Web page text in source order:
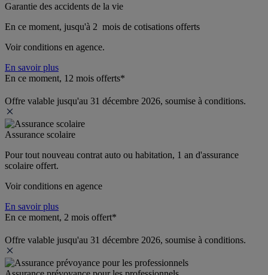
Garantie des accidents de la vie
En ce moment, jusqu'à 2  mois de cotisations offerts
Voir conditions en agence.
En savoir plus
En ce moment, 12 mois offerts*
Offre valable jusqu'au 31 décembre 2026, soumise à conditions.
Assurance scolaire
Pour tout nouveau contrat auto ou habitation, 1 an d'assurance
scolaire offert.
Voir conditions en agence
En savoir plus
En ce moment, 2 mois offert*
Offre valable jusqu'au 31 décembre 2026, soumise à conditions.